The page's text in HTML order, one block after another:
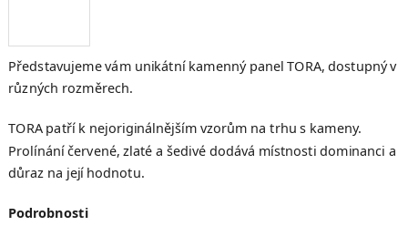
Představujeme vám unikátní kamenný panel TORA, dostupný v
různých rozměrech.
TORA patří k nejoriginálnějším vzorům na trhu s kameny.
Prolínání červené, zlaté a šedivé dodává místnosti dominanci a
důraz na její hodnotu.
Podrobnosti